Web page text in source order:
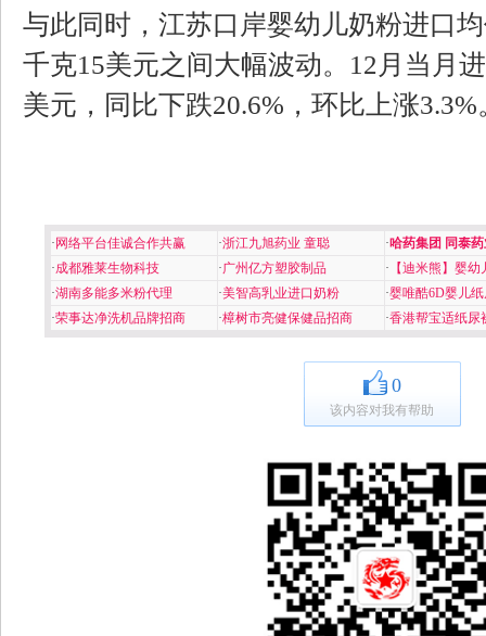
与此同时，江苏口岸婴幼儿奶粉进口
千克15美元之间大幅波动。12月当月
美元，同比下跌20.6%，环比上涨3.3%
· 网络平台佳诚合作共赢 ·浙江九旭药业 童聪 ·哈药集团 同泰
·成都雅莱生物科技 ·广州亿方塑胶制品 · 【迪米熊】婴幼
·湖南多能多米粉代理 ·美智高乳业进口奶粉 ·婴唯酷6D婴儿
·荣事达净洗机品牌招商 ·樟树市亮健保健品招商 ·香港帮宝适纸尿
0
该内容对我有帮助